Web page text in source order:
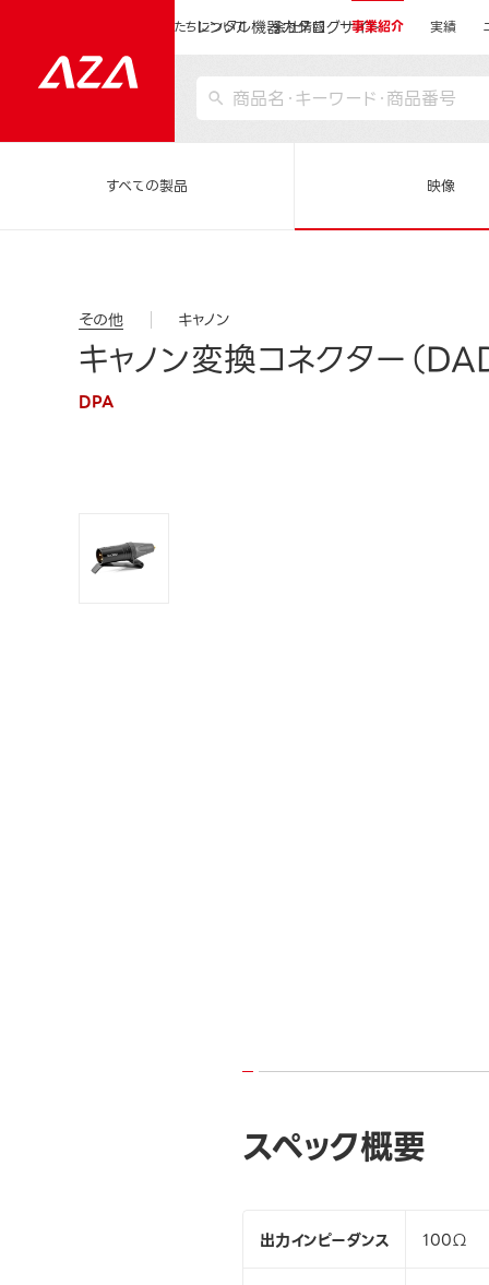
レンタル機器カタログサイト
私たちについて 会社情報 事業紹介 実績
すべての製品 映像
その他 キャノン
キャノン変換コネクター（
DPA
スペック概要
出力インピーダンス 100Ω